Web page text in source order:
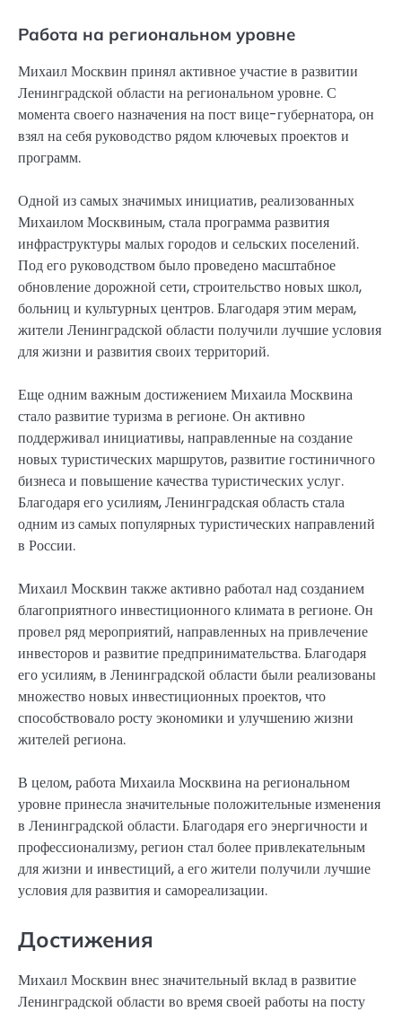
Работа на региональном уровне
Михаил Москвин принял активное участие в развитии
Ленинградской области на региональном уровне. С
момента своего назначения на пост вице-губернатора, он
взял на себя руководство рядом ключевых проектов и
программ.
Одной из самых значимых инициатив, реализованных
Михаилом Москвиным, стала программа развития
инфраструктуры малых городов и сельских поселений.
Под его руководством было проведено масштабное
обновление дорожной сети, строительство новых школ,
больниц и культурных центров. Благодаря этим мерам,
жители Ленинградской области получили лучшие условия
для жизни и развития своих территорий.
Еще одним важным достижением Михаила Москвина
стало развитие туризма в регионе. Он активно
поддерживал инициативы, направленные на создание
новых туристических маршрутов, развитие гостиничного
бизнеса и повышение качества туристических услуг.
Благодаря его усилиям, Ленинградская область стала
одним из самых популярных туристических направлений
в России.
Михаил Москвин также активно работал над созданием
благоприятного инвестиционного климата в регионе. Он
провел ряд мероприятий, направленных на привлечение
инвесторов и развитие предпринимательства. Благодаря
его усилиям, в Ленинградской области были реализованы
множество новых инвестиционных проектов, что
способствовало росту экономики и улучшению жизни
жителей региона.
В целом, работа Михаила Москвина на региональном
уровне принесла значительные положительные изменения
в Ленинградской области. Благодаря его энергичности и
профессионализму, регион стал более привлекательным
для жизни и инвестиций, а его жители получили лучшие
условия для развития и самореализации.
Достижения
Михаил Москвин внес значительный вклад в развитие
Ленинградской области во время своей работы на посту